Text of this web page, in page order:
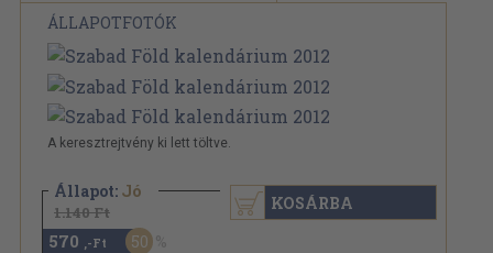
ÁLLAPOTFOTÓK
A keresztrejtvény ki lett töltve.
Állapot: Jó
1.140 Ft
570 ,-Ft 50
KOSÁRBA